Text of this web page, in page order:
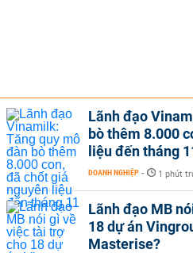
Lãnh đạo
bò thêm 8.000
liệu đến tháng
DOANH NGHIỆP - 1 phút
Lãnh đạo MB
18 dự án
Masterise?